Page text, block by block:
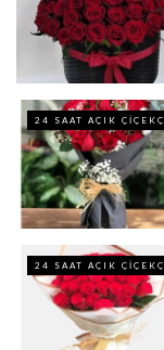
24 SAAT AÇIK
24 SAAT AÇIK